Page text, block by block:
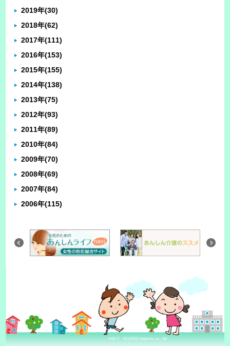
2019年(30)
2018年(62)
2017年(111)
2016年(153)
2015年(155)
2014年(138)
2013年(75)
2012年(93)
2011年(89)
2010年(84)
2009年(70)
2008年(69)
2007年(84)
2006年(115)